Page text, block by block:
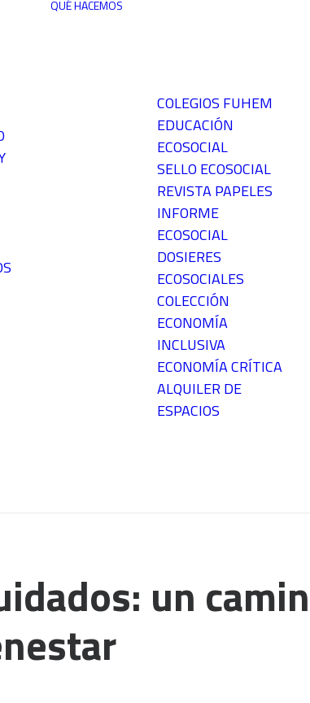
QUÉ HACEMOS
COLEGIOS FUHEM
EDUCACIÓN
ECOSOCIAL
SELLO ECOSOCIAL
REVISTA PAPELES
INFORME
ECOSOCIAL
DOSIERES
ECOSOCIALES
COLECCIÓN
ECONOMÍA
INCLUSIVA
ECONOMÍA CRÍTICA
ALQUILER DE
ESPACIOS
un